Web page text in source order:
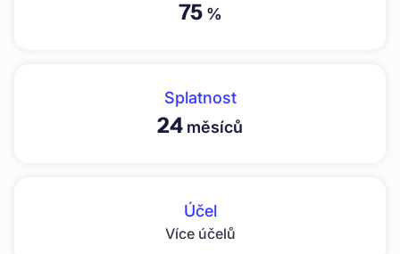
75%
Splatnost
24 měsíců
Účel
Více účelů